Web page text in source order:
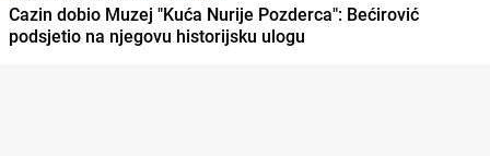
Cazin dobio Muzej "Kuća Nurije Pozderca": Bećirović
podsjetio na njegovu historijsku ulogu